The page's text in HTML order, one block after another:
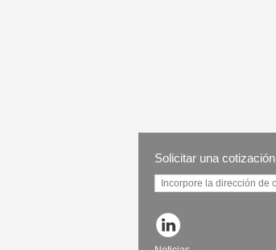
Solicitar una cotización